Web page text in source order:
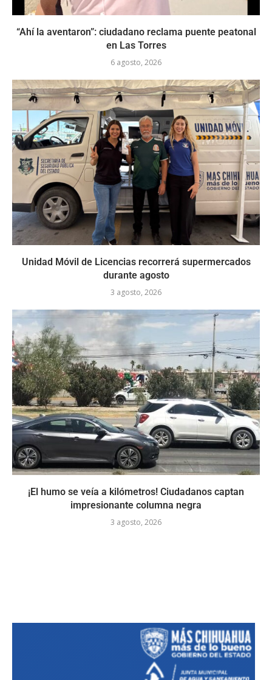
“Ahí la aventaron”: ciudadano reclama puente peatonal
en Las Torres
6 agosto, 2026
Unidad Móvil de Licencias recorrerá supermercados
durante agosto
3 agosto, 2026
¡El humo se veía a kilómetros! Ciudadanos captan
impresionante columna negra
3 agosto, 2026